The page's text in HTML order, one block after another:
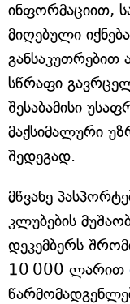
ინფორმაციით,
მიღებული
განსაკუთრებით
სწრაფი
შესაბამისი
მაქსიმალური
შედეგად.
მწვანე
კლუბების
დეკემბერს
10 000 ლარით